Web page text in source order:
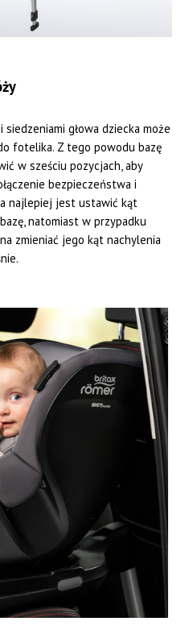
głowa dziecka może
fotelika. Z tego powodu bazę
w sześciu pozycjach, aby
bezpieczeństwa i
najlepiej jest ustawić kąt
natomiast w przypadku
zmieniać jego kąt nachylenia